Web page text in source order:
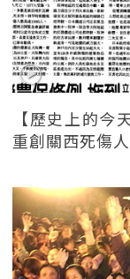
【歷史上的
重創關西死傷